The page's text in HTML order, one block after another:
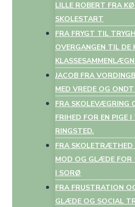
LILLE ROBERT FRA
SKOLESTART
FRA FRYGT TIL
OVERGANGEN TIL DE
JACOB FRA
MED VREDE OG
FRA SKOLEVÆGRING
FRIHED FOR EN PIGE I
RINGSTED.
FRA
MOD OG GLÆDE FOR
I SORØ
FRA FRUSTRATION
GLÆDE OG SOCIAL